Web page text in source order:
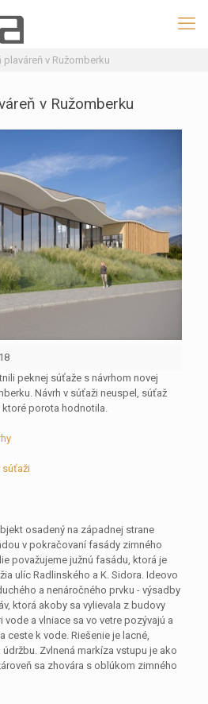
v Ružomberku
v Ružomberku
peknej súťaže s návrhom novej
Návrh v súťaži neuspel, súťaž
ktoré porota hodnotila.
súťaži
osadený na západnej strane
v pokračovaní fasády zimného
považujeme južnú fasádu, ktorá je
ulíc Radlinského a K. Sidora. Ideovo
a nenáročného prvku - výsadby
ktorá akoby sa vylievala z budovy
vode a vlniace sa vo vetre pozývajú a
ceste k vode. Riešenie je lacné,
Zvlnená markíza vstupu je ako
sa zhovára s oblúkom zimného